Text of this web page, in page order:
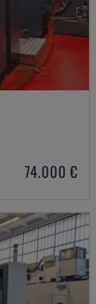
74.000 €